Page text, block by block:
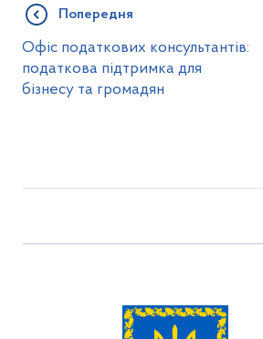
Попередня
Офіс податкових консультантів:
податкова підтримка для
бізнесу та громадян